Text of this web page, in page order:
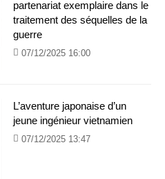
partenariat exemplaire dans le
traitement des séquelles de la
guerre
07/12/2025 16:00
L’aventure japonaise d’un
jeune ingénieur vietnamien
07/12/2025 13:47